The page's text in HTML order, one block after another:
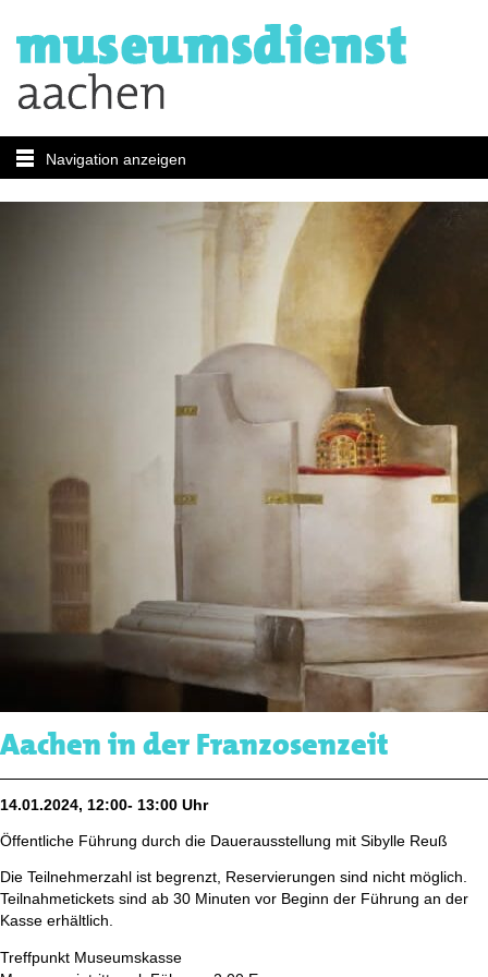
Navigation anzeigen
Aachen in der Franzosenzeit
14.01.2024, 12:00- 13:00 Uhr
Öffentliche Führung durch die Dauerausstellung mit Sibylle Reuß
Die Teilnehmerzahl ist begrenzt, Reservierungen sind nicht möglich.
Teilnahmetickets sind ab 30 Minuten vor Beginn der Führung an der
Kasse erhältlich.
Treffpunkt Museumskasse